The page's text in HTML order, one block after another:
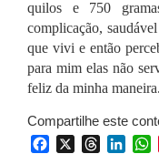
quilos e 750
complicação,
que vivi e então
para mim elas não
feliz da minha maneira.
Compartilhe este
FacebookThreads